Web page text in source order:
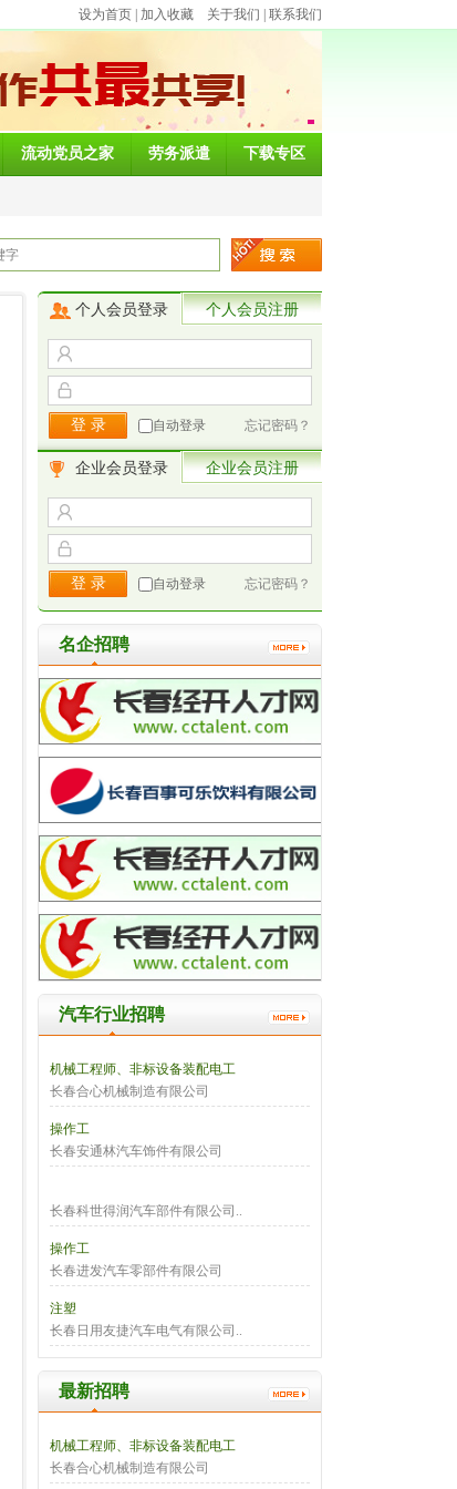
设为首页 加入收藏 关于我们 联系我们
流动党员之家 劳务派遣 下载专区
个人会员登录 个人会员注册
自动登录 忘记密码？
企业会员登录 企业会员注册
自动登录 忘记密码？
名企招聘
汽车行业招聘
机械工程师、非标设备装配电工
长春合心机械制造有限公司
操作工
长春安通林汽车饰件有限公司
长春科世得润汽车部件有限公司..
操作工
长春进发汽车零部件有限公司
注塑
长春日用友捷汽车电气有限公司..
最新招聘
机械工程师、非标设备装配电工
长春合心机械制造有限公司